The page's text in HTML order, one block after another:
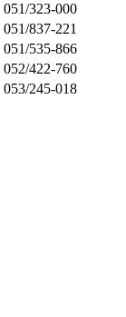
051/323-000
051/837-221
051/535-866
052/422-760
053/245-018